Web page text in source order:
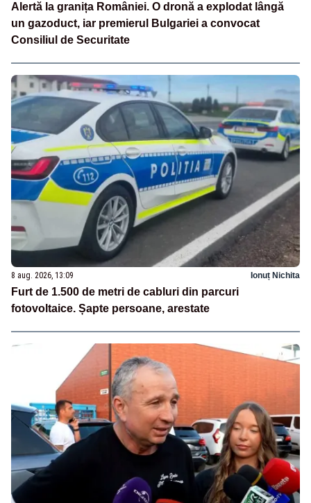
Alertă la granița României. O dronă a explodat lângă
un gazoduct, iar premierul Bulgariei a convocat
Consiliul de Securitate
8 aug. 2026, 13:09 Ionuț Nichita
Furt de 1.500 de metri de cabluri din parcuri
fotovoltaice. Șapte persoane, arestate